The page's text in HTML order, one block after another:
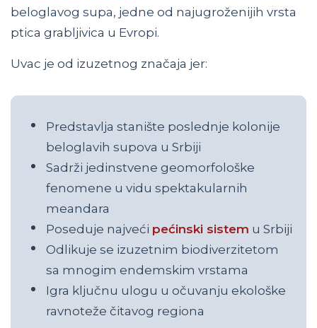
beloglavog supa, jedne od najugroženijih vrsta
ptica grabljivica u Evropi.
Uvac je od izuzetnog značaja jer:
Predstavlja stanište poslednje kolonije
beloglavih supova u Srbiji
Sadrži jedinstvene geomorfološke
fenomene u vidu spektakularnih
meandara
Poseduje najveći pećinski sistem u Srbiji
Odlikuje se izuzetnim biodiverzitetom
sa mnogim endemskim vrstama
Igra ključnu ulogu u očuvanju ekološke
ravnoteže čitavog regiona